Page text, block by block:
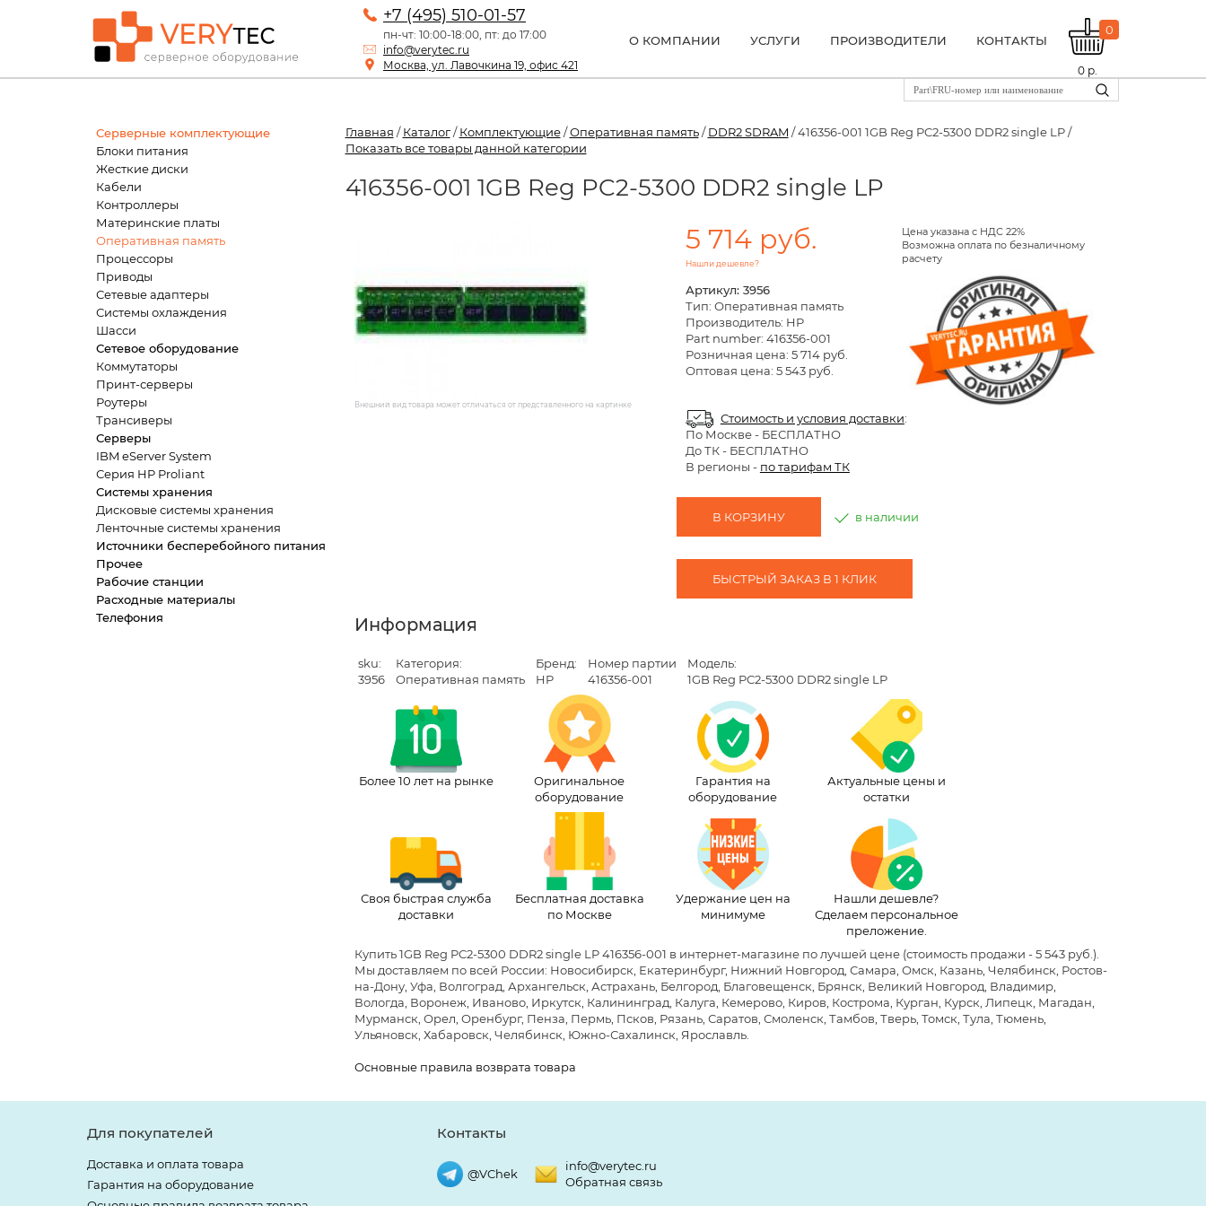
+7 (495) 510-01-57
пн-чт: 10:00-18:00, пт: до 17:00
info@verytec.ru
Москва, ул. Лавочкина 19, офис 421
О КОМПАНИИ УСЛУГИ ПРОИЗВОДИТЕЛИ КОНТАКТЫ
0
0 р.
Серверные комплектующие
Блоки питания
Жесткие диски
Кабели
Контроллеры
Материнские платы
Оперативная память
Процессоры
Приводы
Сетевые адаптеры
Системы охлаждения
Шасси
Сетевое оборудование
Коммутаторы
Принт-серверы
Роутеры
Трансиверы
Серверы
IBM eServer System
Серия HP Proliant
Системы хранения
Дисковые системы хранения
Ленточные системы хранения
Источники бесперебойного питания
Прочее
Рабочие станции
Расходные материалы
Телефония
Главная /Каталог/Комплектующие/Оперативная память/DDR2 SDRAM / 416356-001 1GB Reg PC2-5300 DDR2 single LP /
Показать все товары данной категории
416356-001 1GB Reg PC2-5300 DDR2 single LP
Внешний вид товара может отличаться от представленного на картинке
5 714 руб.
Нашли дешевле?
Цена указана с НДС 22%
Возможна оплата по безналичному
расчету
Артикул: 3956
Тип: Оперативная память
Производитель: HP
Part number: 416356-001
Розничная цена: 5 714 руб.
Оптовая цена: 5 543 руб.
Стоимость и условия доставки:
По Москве- БЕСПЛАТНО
До ТК - БЕСПЛАТНО
В регионы - по тарифам ТК
В КОРЗИНУ в наличии
БЫСТРЫЙ ЗАКАЗ В 1 КЛИК
Информация
sku:
3956
Категория:
Оперативная память
Бренд:
HP
Номер партии
416356-001
Модель:
1GB Reg PC2-5300 DDR2 single LP
Более 10 лет на рынке
Оригинальное
оборудование
Гарантия на
оборудование
Актуальные цены и
остатки
Своя быстрая служба
доставки
Бесплатная доставка
по Москве
Удержание цен на
минимуме
Нашли дешевле?
Сделаем персональное
преложение.
Купить 1GB Reg PC2-5300 DDR2 single LP 416356-001 в интернет-магазине по лучшей цене(стоимость продажи - 5 543 руб.)
Мы доставляем по всей России: Новосибирск, Екатеринбург, Нижний Новгород, Самара, Омск, Казань, Челябинск, Ростов-
на-Дону, Уфа, Волгоград, Архангельск, Астрахань, Белгород, Благовещенск, Брянск, Великий Новгород, Владимир,
Вологда, Воронеж, Иваново, Иркутск, Калининград, Калуга, Кемерово, Киров, Кострома, Курган, Курск, Липецк, Магадан,
Мурманск, Орел, Оренбург, Пенза, Пермь, Псков, Рязань, Саратов, Смоленск, Тамбов, Тверь, Томск, Тула, Тюмень,
Ульяновск, Хабаровск, Челябинск, Южно-Сахалинск, Ярославль.
Основные правила возврата товара
Для покупателей
Доставка и оплата товара
Гарантия на оборудование
Контакты
@VChek
info@verytec.ru
Обратная связь